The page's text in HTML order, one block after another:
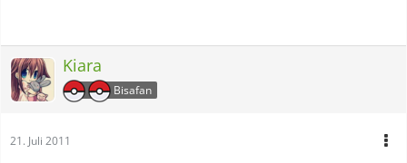
Kiara
Bisafan
21. Juli 2011